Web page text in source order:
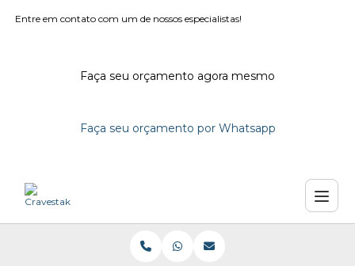
Entre em contato com um de nossos especialistas!
Faça seu orçamento agora mesmo
Faça seu orçamento por Whatsapp